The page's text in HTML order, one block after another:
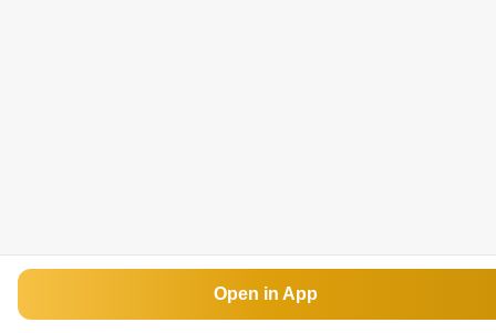
Open in App